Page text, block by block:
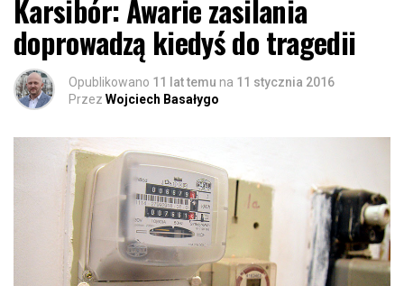
Karsibór: Awarie zasilania
doprowadzą kiedyś do tragedii
Opublikowano 11 lat temu na 11 stycznia 2016
Przez Wojciech Basałygo